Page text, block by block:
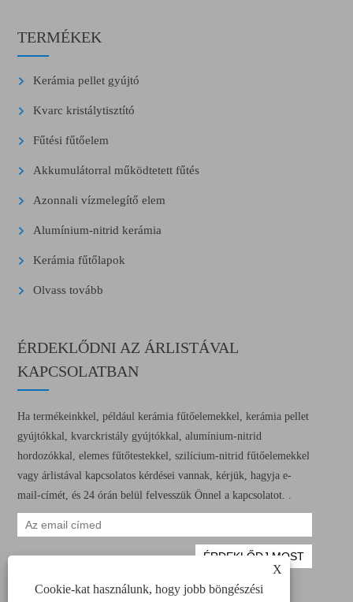
X
Cookie-kat használunk, hogy jobb böngészési
TERMÉKEK
Kerámia pellet gyújtó
Kvarc kristálytisztító
Fűtési fűtőelem
Akkumulátorral működtetett fűtés
Azonnali vízmelegítő elem
Alumínium-nitrid kerámia
Kerámia fűtőlapok
Olvass tovább
ÉRDEKLŐDNI AZ ÁRLISTÁVAL
KAPCSOLATBAN
Ha termékeinkkel, például kerámia fűtőelemekkel, kerámia pellet
gyújtókkal, kvarckristály gyújtókkal, alumínium-nitrid
hordozókkal, elemes fűtőtestekkel, szilícium-nitrid fűtőelemekkel
vagy árlistával kapcsolatos kérdései vannak, kérjük, hagyja e-
mail-címét, és 24 órán belül felvesszük Önnel a kapcsolatot. .